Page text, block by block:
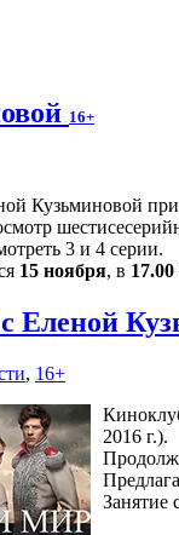
16+
Кузьминовой
3 и 4 серии.
15 ноября, в 17.00
Еленой
, 16+
2016 г.).
Занятие